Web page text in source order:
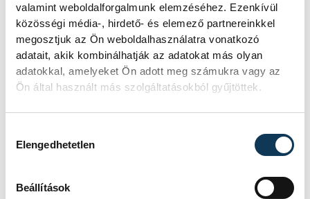
valamint weboldalforgalmunk elemzéséhez. Ezenkívül
közösségi média-, hirdető- és elemező partnereinkkel
megosztjuk az Ön weboldalhasználatra vonatkozó
adatait, akik kombinálhatják az adatokat más olyan
adatokkal, amelyeket Ön adott meg számukra vagy az
Ön által használt más szolgáltatásokból gyűjtöttek.
Elengedhetetlen
Beállítások
rakoncátlankodik, de amíg
koranyártól őszig reggel 7-
kor az első vagyok a koros
„sporttársaim” között, akik
úsznak egyet a Balatonban,
nincs okom a panaszra.